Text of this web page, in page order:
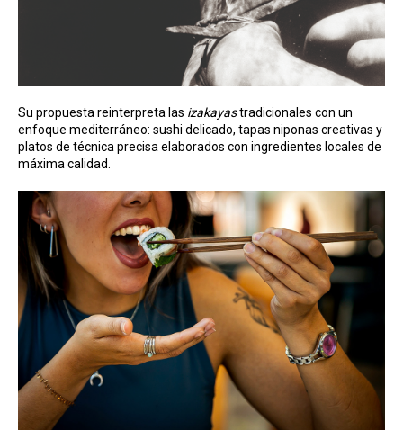
Su propuesta reinterpreta las izakayastradicionales con un
enfoque mediterráneo: sushi delicado, tapas niponas creativas y
platos de técnica precisa elaborados con ingredientes locales de
máxima calidad.